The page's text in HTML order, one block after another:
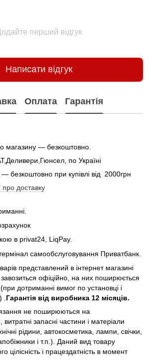
перший відгук
Написати відгук
Оплата Гарантія
магазину — безкоштовно.
по Україні
безкоштовно при купiвлi вiд 2000грн
про доставку
в privat24, LiqPay.
самообслуговування Приватбанк.
представлений в інтернет магазині
, завозиться офіційно, на них поширюється
дотриманні вимог по установці і
Гарантія від виробника 12 місяців.
не поширюються на
запасні частини і матеріали
рідини, автокосметика, лампи, свічки,
і т.п.). Даний вид товару
цілісність і працездатність в момент